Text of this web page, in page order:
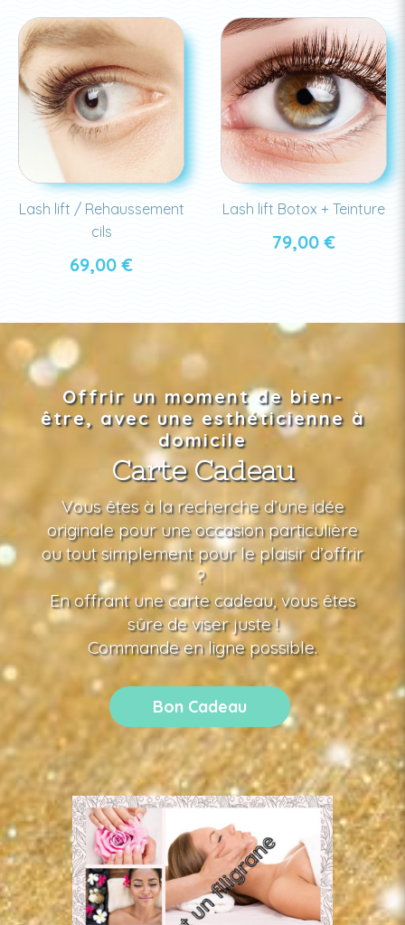
Lash lift / Rehaussement
cils
69,00€
Lash lift Botox + Teinture
79,00€
Offrir un moment de bien-
être, avec une esthéticienne à
domicile
Carte Cadeau
Vous êtes à la recherche d’une idée
originale pour une occasion particulière
ou tout simplement pour le plaisir d’offrir
?
En offrant une carte cadeau, vous êtes
sûre de viser juste !
Commande en ligne possible.
Bon Cadeau